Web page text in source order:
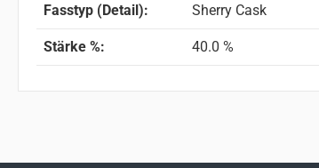
Fasstyp (Detail): Sherry Cask
Stärke %: 40.0 %